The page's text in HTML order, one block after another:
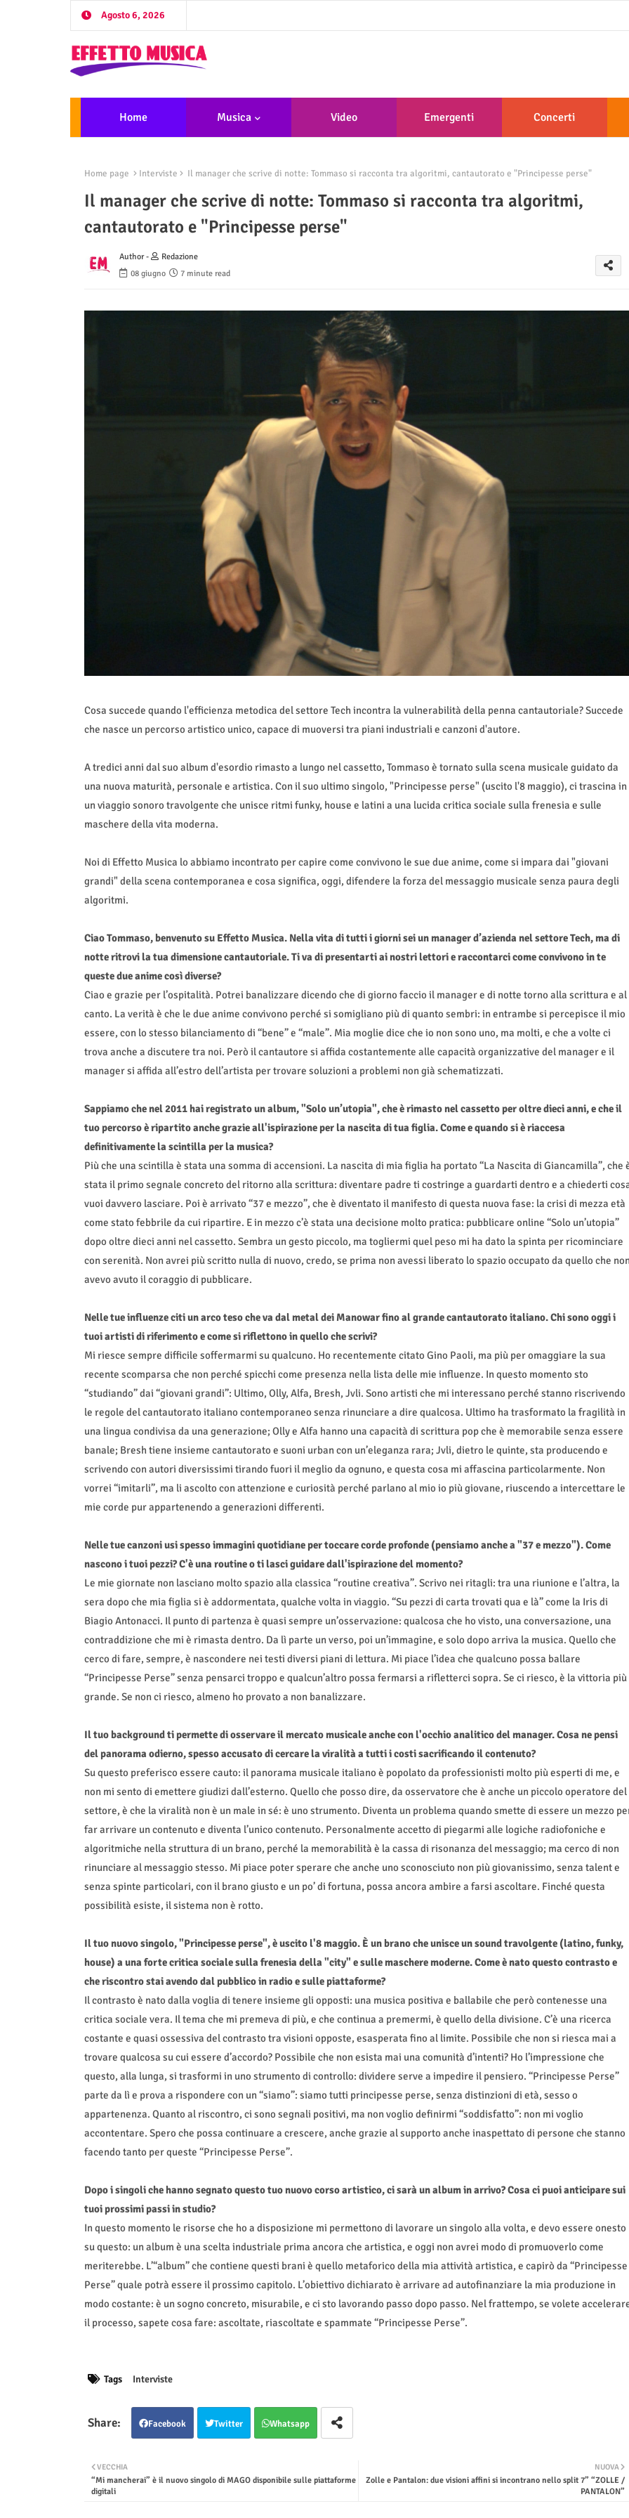
Agosto 6, 2026
Home Musica Video Emergenti Concerti
Home page Interviste Il manager che scrive di notte: Tommaso si racconta tra algoritmi, cantautorato e "Principesse perse"
Il manager che scrive di notte: Tommaso si racconta tra algoritmi,
cantautorato e "Principesse perse"
Author -
Redazione
08 giugno
7 minute read
Cosa succede quando l'efficienza metodica del settore Tech incontra la vulnerabilità della penna cantautoriale? Succede
che nasce un percorso artistico unico, capace di muoversi tra piani industriali e canzoni d'autore.
A tredici anni dal suo album d'esordio rimasto a lungo nel cassetto, Tommaso è tornato sulla scena musicale guidato da
una nuova maturità, personale e artistica. Con il suo ultimo singolo, "Principesse perse" (uscito l'8 maggio), ci trascina in
un viaggio sonoro travolgente che unisce ritmi funky, house e latini a una lucida critica sociale sulla frenesia e sulle
maschere della vita moderna.
Noi di Effetto Musica lo abbiamo incontrato per capire come convivono le sue due anime, come si impara dai "giovani
grandi" della scena contemporanea e cosa significa, oggi, difendere la forza del messaggio musicale senza paura degli
algoritmi.
Ciao Tommaso, benvenuto su Effetto Musica. Nella vita di tutti i giorni sei un manager d’azienda nel settore Tech, ma di
notte ritrovi la tua dimensione cantautoriale. Ti va di presentarti ai nostri lettori e raccontarci come convivono in te
queste due anime così diverse?
Ciao e grazie per l’ospitalità. Potrei banalizzare dicendo che di giorno faccio il manager e di notte torno alla scrittura e al
canto. La verità è che le due anime convivono perché si somigliano più di quanto sembri: in entrambe si percepisce il mio
essere, con lo stesso bilanciamento di “bene” e “male”. Mia moglie dice che io non sono uno, ma molti, e che a volte ci
trova anche a discutere tra noi. Però il cantautore si affida costantemente alle capacità organizzative del manager e il
manager si affida all’estro dell’artista per trovare soluzioni a problemi non già schematizzati.
Sappiamo che nel 2011 hai registrato un album, "Solo un’utopia", che è rimasto nel cassetto per oltre dieci anni, e che il
tuo percorso è ripartito anche grazie all'ispirazione per la nascita di tua figlia. Come e quando si è riaccesa
definitivamente la scintilla per la musica?
Più che una scintilla è stata una somma di accensioni. La nascita di mia figlia ha portato “La Nascita di Giancamilla”, che
stata il primo segnale concreto del ritorno alla scrittura: diventare padre ti costringe a guardarti dentro e a chiederti
vuoi davvero lasciare. Poi è arrivato “37 e mezzo”, che è diventato il manifesto di questa nuova fase: la crisi di mezza età
come stato febbrile da cui ripartire. E in mezzo c’è stata una decisione molto pratica: pubblicare online “Solo un’utopia”
dopo oltre dieci anni nel cassetto. Sembra un gesto piccolo, ma togliermi quel peso mi ha dato la spinta per ricominciare
con serenità. Non avrei più scritto nulla di nuovo, credo, se prima non avessi liberato lo spazio occupato da quello che
avevo avuto il coraggio di pubblicare.
Nelle tue influenze citi un arco teso che va dal metal dei Manowar fino al grande cantautorato italiano. Chi sono oggi i
tuoi artisti di riferimento e come si riflettono in quello che scrivi?
Mi riesce sempre difficile soffermarmi su qualcuno. Ho recentemente citato Gino Paoli, ma più per omaggiare la sua
recente scomparsa che non perché spicchi come presenza nella lista delle mie influenze. In questo momento sto
“studiando” dai “giovani grandi”: Ultimo, Olly, Alfa, Bresh, Jvli. Sono artisti che mi interessano perché stanno riscrivendo
le regole del cantautorato italiano contemporaneo senza rinunciare a dire qualcosa. Ultimo ha trasformato la fragilità in
una lingua condivisa da una generazione; Olly e Alfa hanno una capacità di scrittura pop che è memorabile senza essere
banale; Bresh tiene insieme cantautorato e suoni urban con un’eleganza rara; Jvli, dietro le quinte, sta producendo e
scrivendo con autori diversissimi tirando fuori il meglio da ognuno, e questa cosa mi affascina particolarmente. Non
vorrei “imitarli”, ma li ascolto con attenzione e curiosità perché parlano al mio io più giovane, riuscendo a intercettare le
mie corde pur appartenendo a generazioni differenti.
Nelle tue canzoni usi spesso immagini quotidiane per toccare corde profonde (pensiamo anche a "37 e mezzo"). Come
nascono i tuoi pezzi? C'è una routine o ti lasci guidare dall'ispirazione del momento?
Le mie giornate non lasciano molto spazio alla classica “routine creativa”. Scrivo nei ritagli: tra una riunione e l’altra, la
sera dopo che mia figlia si è addormentata, qualche volta in viaggio. “Su pezzi di carta trovati qua e là” come la Iris di
Biagio Antonacci. Il punto di partenza è quasi sempre un’osservazione: qualcosa che ho visto, una conversazione, una
contraddizione che mi è rimasta dentro. Da lì parte un verso, poi un’immagine, e solo dopo arriva la musica. Quello che
cerco di fare, sempre, è nascondere nei testi diversi piani di lettura. Mi piace l’idea che qualcuno possa ballare
“Principesse Perse” senza pensarci troppo e qualcun’altro possa fermarsi a rifletterci sopra. Se ci riesco, è la vittoria più
grande. Se non ci riesco, almeno ho provato a non banalizzare.
Il tuo background ti permette di osservare il mercato musicale anche con l'occhio analitico del manager. Cosa ne pensi
del panorama odierno, spesso accusato di cercare la viralità a tutti i costi sacrificando il contenuto?
Su questo preferisco essere cauto: il panorama musicale italiano è popolato da professionisti molto più esperti di me, e
non mi sento di emettere giudizi dall’esterno. Quello che posso dire, da osservatore che è anche un piccolo operatore del
settore, è che la viralità non è un male in sé: è uno strumento. Diventa un problema quando smette di essere un mezzo
far arrivare un contenuto e diventa l’unico contenuto. Personalmente accetto di piegarmi alle logiche radiofoniche e
algoritmiche nella struttura di un brano, perché la memorabilità è la cassa di risonanza del messaggio; ma cerco di non
rinunciare al messaggio stesso. Mi piace poter sperare che anche uno sconosciuto non più giovanissimo, senza talent e
senza spinte particolari, con il brano giusto e un po’ di fortuna, possa ancora ambire a farsi ascoltare. Finché questa
possibilità esiste, il sistema non è rotto.
Il tuo nuovo singolo, "Principesse perse", è uscito l'8 maggio. È un brano che unisce un sound travolgente (latino, funky,
house) a una forte critica sociale sulla frenesia della "city" e sulle maschere moderne. Come è nato questo contrasto e
che riscontro stai avendo dal pubblico in radio e sulle piattaforme?
Il contrasto è nato dalla voglia di tenere insieme gli opposti: una musica positiva e ballabile che però contenesse una
critica sociale vera. Il tema che mi premeva di più, e che continua a premermi, è quello della divisione. C’è una ricerca
costante e quasi ossessiva del contrasto tra visioni opposte, esasperata fino al limite. Possibile che non si riesca mai a
trovare qualcosa su cui essere d’accordo? Possibile che non esista mai una comunità d’intenti? Ho l’impressione che
questo, alla lunga, si trasformi in uno strumento di controllo: dividere serve a impedire il pensiero. “Principesse Perse”
parte da lì e prova a rispondere con un “siamo”: siamo tutti principesse perse, senza distinzioni di età, sesso o
appartenenza. Quanto al riscontro, ci sono segnali positivi, ma non voglio definirmi “soddisfatto”: non mi voglio
accontentare. Spero che possa continuare a crescere, anche grazie al supporto anche inaspettato di persone che stanno
facendo tanto per queste “Principesse Perse”.
Dopo i singoli che hanno segnato questo tuo nuovo corso artistico, ci sarà un album in arrivo? Cosa ci puoi anticipare sui
tuoi prossimi passi in studio?
In questo momento le risorse che ho a disposizione mi permettono di lavorare un singolo alla volta, e devo essere onesto
su questo: un album è una scelta industriale prima ancora che artistica, e oggi non avrei modo di promuoverlo come
meriterebbe. L’“album” che contiene questi brani è quello metaforico della mia attività artistica, e capirò da “Principesse
Perse” quale potrà essere il prossimo capitolo. L’obiettivo dichiarato è arrivare ad autofinanziare la mia produzione in
modo costante: è un sogno concreto, misurabile, e ci sto lavorando passo dopo passo. Nel frattempo, se volete
il processo, sapete cosa fare: ascoltate, riascoltate e spammate “Principesse Perse”.
Tags Interviste
Facebook Twitter Whatsapp
NUOVA
Zolle e Pantalon: due visioni affini si incontrano nello split 7” “ZOLLE /
PANTALON”
VECCHIA
“Mi mancherai” è il nuovo singolo di MAGO disponibile sulle piattaforme
digitali